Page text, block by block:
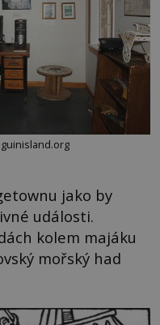
jako by
události.
kolem majáku
mořský had